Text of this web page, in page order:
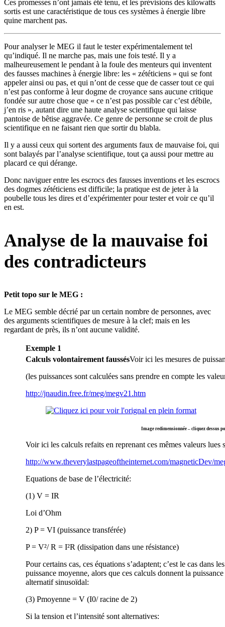
Ces promesses n’ont jamais été tenu, et les prévisions des kilowatts
sortis est une caractéristique de tous ces systèmes à énergie libre
quine marchent pas.
Pour analyser le MEG il faut le tester expérimentalement tel
qu’indiqué. Il ne marche pas, mais une fois testé. Il y a
malheureusement le pendant à la foule des menteurs qui inventent
des fausses machines à énergie libre: les « zététiciens » qui se font
appeler ainsi ou pas, et qui n’ont de cesse que de casser tout ce qui
n’est pas conforme à leur dogme de croyance sans aucune critique
fondée sur autre chose que « ce n’est pas possible car c’est débile,
j’en ris », autant dire une haute analyse scientifique qui laisse
pantoise de bêtise aggravée. Ce genre de personne se croit de plus
scientifique en ne faisant rien que sortir du blabla.
Il y a aussi ceux qui sortent des arguments faux de mauvaise foi, qui
sont balayés par l’analyse scientifique, tout ça aussi pour mettre au
placard ce qui dérange.
Donc naviguer entre les escrocs des fausses inventions et les escrocs
des dogmes zététiciens est difficile; la pratique est de jeter à la
poubelle tous les dires et d’expérimenter pour tester et voir ce qu’il
en est.
Analyse de la mauvaise foi
des contradicteurs
Petit topo sur le MEG :
Le MEG semble décrié par un certain nombre de personnes, avec
des arguments scientifiques de mesure à la clef; mais en les
regardant de près, ils n’ont aucune validité.
Exemple 1
Calculs volontairement faussésVoir ici les mesures de
(les puissances sont calculées sans prendre en compte les
http://jnaudin.free.fr/meg/megv21.htm
Image redimensionnée – cliquez dessus
Voir ici les calculs refaits en reprenant ces mêmes valeurs lues
http://www.theverylastpageoftheinternet.com/magneticDev/
Equations de base de l’électricité:
(1) V = IR
Loi d’Ohm
2) P = VI (puissance transférée)
P = V²/ R = I²R (dissipation dans une résistance)
Pour certains cas, ces équations s’adaptent; c’est le cas dans
puissance moyenne, alors que ces calculs donnent la
alternatif sinusoïdal:
(3) Pmoyenne = V (I0/ racine de 2)
Si la tension et l’intensité sont alternatives: